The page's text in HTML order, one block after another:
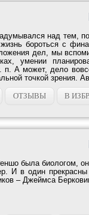
над тем,
бороться с
дел, мы
умении
п. А может, дело
точкой зрения.
ОТЗЫВЫ В
была биологом,
И в один
– Джеймса